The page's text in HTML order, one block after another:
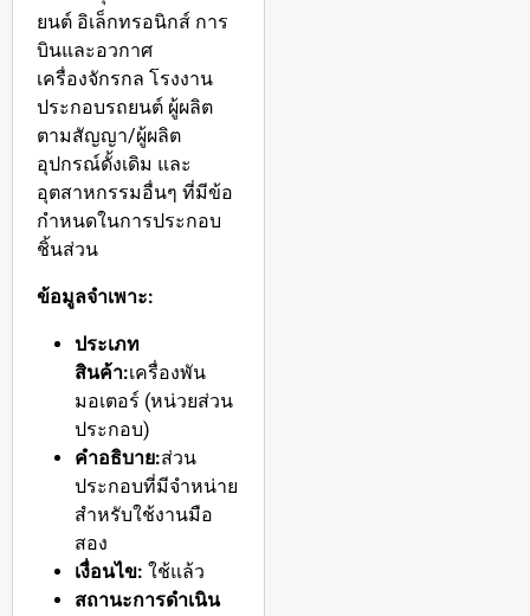
ยนต์ อิเล็กทรอนิกส์ การ
บินและอวกาศ
เครื่องจักรกล โรงงาน
ประกอบรถยนต์ ผู้ผลิต
ตามสัญญา/ผู้ผลิต
อุปกรณ์ดั้งเดิม และ
อุตสาหกรรมอื่นๆ ที่มีข้อ
กำหนดในการประกอบ
ชิ้นส่วน
ข้อมูลจำเพาะ:
ประเภท
สินค้า:เครื่องพัน
มอเตอร์ (หน่วยส่วน
ประกอบ)
คำอธิบาย:ส่วน
ประกอบที่มีจำหน่าย
สำหรับใช้งานมือ
สอง
เงื่อนไข: ใช้แล้ว
สถานะการดำเนิน